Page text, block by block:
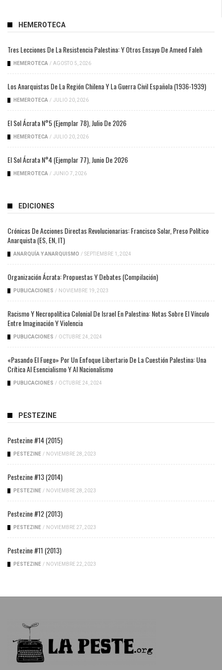
HEMEROTECA
Tres Lecciones De La Resistencia Palestina: Y Otros Ensayo De Ameed Faleh
HEMEROTECA / AGOSTO 5, 2026
Los Anarquistas De La Región Chilena Y La Guerra Civil Española (1936-1939)
HEMEROTECA / JULIO 20, 2026
El Sol Ácrata N°5 (ejemplar 78), Julio De 2026
HEMEROTECA / JULIO 20, 2026
El Sol Ácrata N°4 (ejemplar 77), Junio De 2026
HEMEROTECA / JUNIO 7, 2026
EDICIONES
Crónicas De Acciones Directas Revolucionarias: Francisco Solar, Preso Político
Anarquista (ES, EN, IT)
ANARQUÍA Y ANARQUISMO / SEPTIEMBRE 1, 2024
Organización Ácrata: Propuestas Y Debates (compilación)
PUBLICACIONES / NOVIEMBRE 19, 2023
Racismo Y Necropolítica Colonial De Israel En Palestina: Notas Sobre El Vínculo
Entre Imaginación Y Violencia
PUBLICACIONES / OCTUBRE 24, 2024
«Pasando El Fuego» Por Un Enfoque Libertario De La Cuestión Palestina: Una
Crítica Al Esencialismo Y Al Nacionalismo
PUBLICACIONES / OCTUBRE 24, 2024
PESTEZINE
Pestezine #14 (2015)
PESTEZINE / NOVIEMBRE 28, 2023
Pestezine #13 (2014)
PESTEZINE / NOVIEMBRE 28, 2023
Pestezine #12 (2013)
PESTEZINE / NOVIEMBRE 27, 2023
Pestezine #11 (2013)
PESTEZINE / NOVIEMBRE 22, 2023